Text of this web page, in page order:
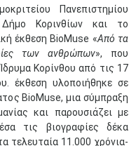
Πανεπιστημίου
Κορινθίων και το
έκθεση BioMuse «Από τα
των ανθρώπων», που
Κορίνθου από τις 17
έκθεση υλοποιήθηκε σε
BioΜuse, μια σύμπραξη
και παρουσιάζει με
τις βιογραφίες δέκα
τελευταία 11.000 χρόνια-